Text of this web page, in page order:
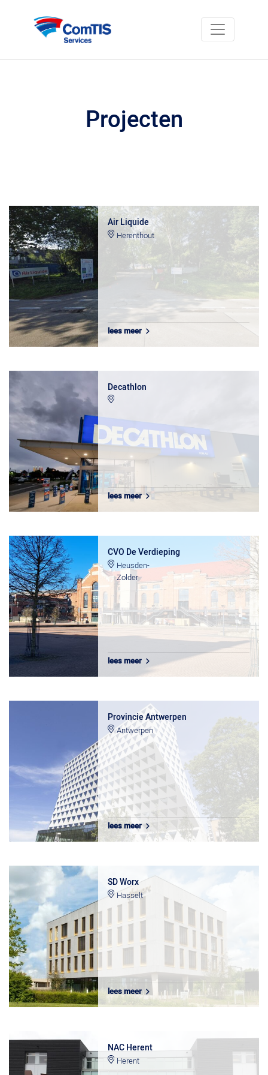
Projecten
Air Liquide
Herenthout
lees meer
Decathlon
lees meer
CVO De Verdieping
Heusden-
Zolder
lees meer
Provincie Antwerpen
Antwerpen
lees meer
SD Worx
Hasselt
lees meer
NAC Herent
Herent